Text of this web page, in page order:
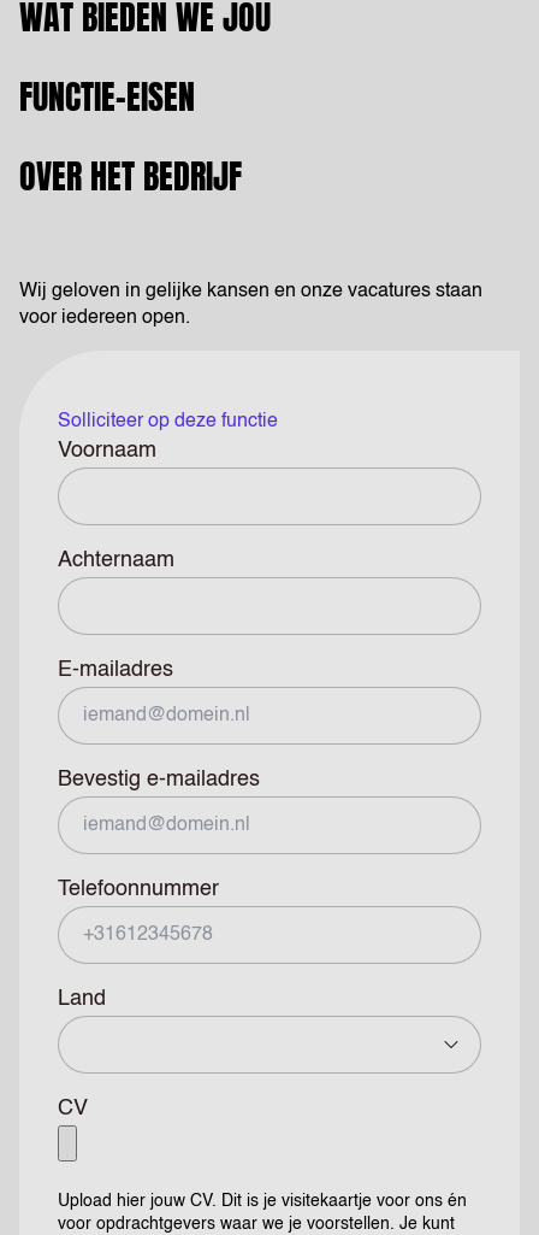
WAT BIEDEN WE JOU
FUNCTIE-EISEN
OVER HET BEDRIJF
Wij geloven in gelijke kansen en onze vacatures staan
voor iedereen open.
Solliciteer op deze functie
Voornaam
Achternaam
E-mailadres
Bevestig e-mailadres
Telefoonnummer
Land
CV
Upload hier jouw CV. Dit is je visitekaartje voor ons én
voor opdrachtgevers waar we je voorstellen. Je kunt